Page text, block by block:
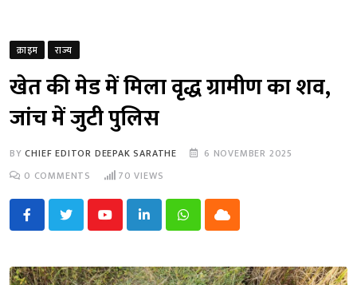
क्राइम राज्य
खेत की मेड में मिला वृद्ध ग्रामीण का शव,
जांच में जुटी पुलिस
BYCHIEF EDITOR DEEPAK SARATHE
6 NOVEMBER 2025
0 COMMENTS 70 VIEWS
YoutubeLinkedInWhatsappCloud